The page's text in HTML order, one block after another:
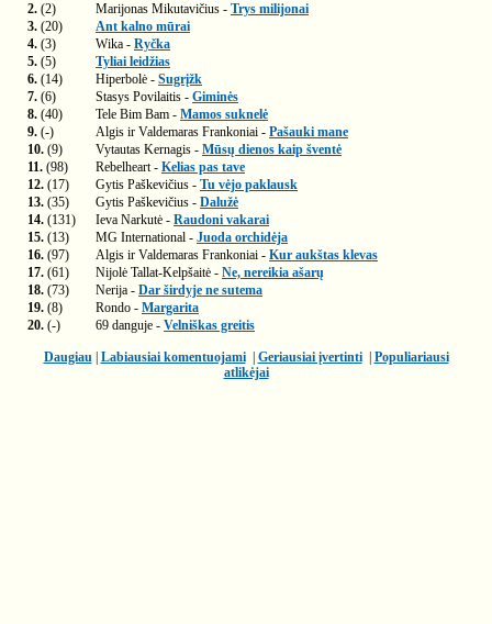
2. (2) Marijonas Mikutavičius - Trys milijonai
3. (20)
Ant kalno mūrai
4. (3) Wika - Ryčka
5. (5)
Tyliai leidžias
6. (14) Hiperbolė - Sugrįžk
7. (6) Stasys Povilaitis - Giminės
8. (40) Tele Bim Bam - Mamos suknelė
9. (-) Algis ir Valdemaras Frankoniai - Pašauki mane
10. (9) Vytautas Kernagis - Mūsų dienos kaip šventė
11. (98) Rebelheart - Kelias pas tave
12. (17) Gytis Paškevičius - Tu vėjo paklausk
13. (35) Gytis Paškevičius - Dalužė
14. (131) Ieva Narkutė - Raudoni vakarai
15. (13) MG International - Juoda orchidėja
16. (97) Algis ir Valdemaras Frankoniai - Kur aukštas klevas
17. (61) Nijolė Tallat-Kelpšaitė - Ne, nereikia ašarų
18. (73) Nerija - Dar širdyje ne sutema
19. (8) Rondo - Margarita
20. (-) 69 danguje - Velniškas greitis
Daugiau| Labiausiai komentuojami| Geriausiai įvertinti| Populiariausi
atlikėjai